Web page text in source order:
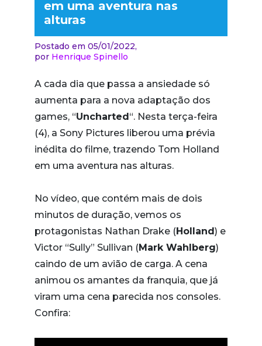
em uma aventura nas
alturas
Postado em 05/01/2022,
por Henrique Spinello
A cada dia que passa a ansiedade só
aumenta para a nova adaptação dos
games, “Uncharted“. Nesta terça-feira
(4), a Sony Pictures liberou uma prévia
inédita do filme, trazendo Tom Holland
em uma aventura nas alturas.
No vídeo, que contém mais de dois
minutos de duração, vemos os
protagonistas Nathan Drake (Holland) e
Victor “Sully” Sullivan (Mark Wahlberg)
caindo de um avião de carga. A cena
animou os amantes da franquia, que já
viram uma cena parecida nos consoles.
Confira: